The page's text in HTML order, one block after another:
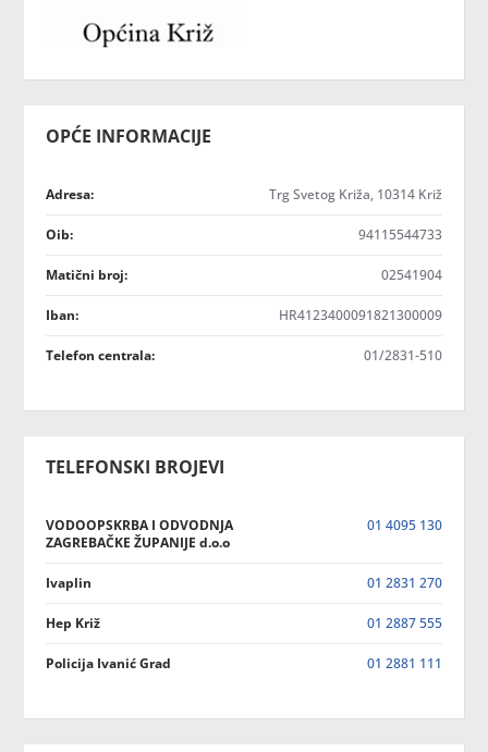
OPĆE INFORMACIJE
Adresa: Trg Svetog Križa, 10314 Križ
Oib: 94115544733
Matični broj: 02541904
Iban: HR4123400091821300009
Telefon centrala: 01/2831-510
TELEFONSKI BROJEVI
VODOOPSKRBA I ODVODNJA
ZAGREBAČKE ŽUPANIJE d.o.o
01 4095 130
Ivaplin 01 2831 270
Hep Križ 01 2887 555
Policija Ivanić Grad 01 2881 111